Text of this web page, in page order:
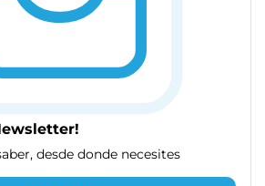
desde donde necesites